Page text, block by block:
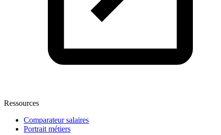
Ressources
Comparateur salaires
Portrait métiers